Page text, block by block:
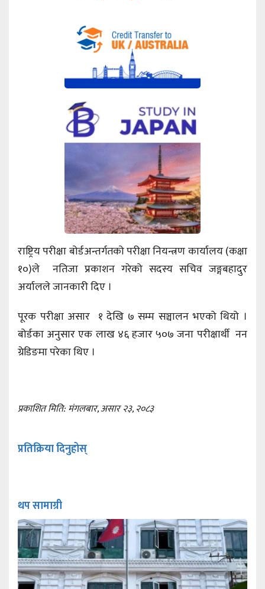
राष्ट्रिय परीक्षा बोर्डअन्तर्गतको परीक्षा नियन्त्रण कार्यालय (कक्षा
१०)ले नतिजा प्रकाशन गरेको सदस्य सचिव जङ्गबहादुर
अर्यालले जानकारी दिए ।
पूरक परीक्षा असार १ देखि ७ सम्म सञ्चालन भएको थियो ।
बोर्डका अनुसार एक लाख ४६ हजार ५०७ जना परीक्षार्थी नन
ग्रेडिङमा परेका थिए ।
प्रकाशित मिति: मंगलबार, असार २३, २०८३
प्रतिक्रिया दिनुहोस्
थप सामाग्री